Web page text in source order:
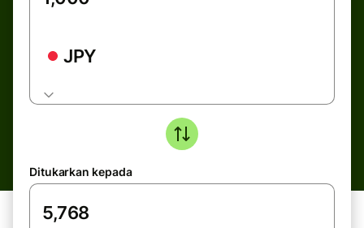
JPY
Ditukarkan kepada